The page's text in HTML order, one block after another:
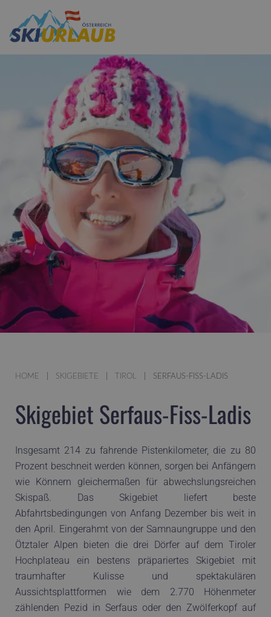
HOME SKIGEBIETE TIROL SERFAUS-FISS-LADIS
Skigebiet Serfaus-Fiss-Ladis
Insgesamt 214 zu fahrende Pistenkilometer, die zu 80
Prozent beschneit werden können, sorgen bei Anfängern
wie Könnern gleichermaßen für abwechslungsreichen
Skispaß. Das Skigebiet liefert beste
Abfahrtsbedingungen von Anfang Dezember bis weit in
den April. Eingerahmt von der Samnaungruppe und den
Ötztaler Alpen bieten die drei Dörfer auf dem Tiroler
Hochplateau ein bestens präpariertes Skigebiet mit
traumhafter Kulisse und spektakulären
Aussichtsplattformen wie dem 2.770 Höhenmeter
zählenden Pezid in Serfaus oder den Zwölferkopf auf